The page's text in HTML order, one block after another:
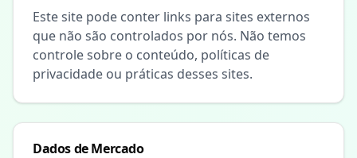
Este site pode conter links para sites externos
que não são controlados por nós. Não temos
controle sobre o conteúdo, políticas de
privacidade ou práticas desses sites.
Dados de Mercado